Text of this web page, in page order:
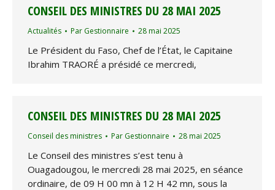
CONSEIL DES MINISTRES DU 28 MAI 2025
Actualités Par Gestionnaire 28 mai 2025
Le Président du Faso, Chef de l’État, le Capitaine
Ibrahim TRAORÉ a présidé ce mercredi,
CONSEIL DES MINISTRES DU 28 MAI 2025
Conseil des ministres Par Gestionnaire 28 mai 2025
Le Conseil des ministres s’est tenu à
Ouagadougou, le mercredi 28 mai 2025, en séance
ordinaire, de 09 H 00 mn à 12 H 42 mn, sous la